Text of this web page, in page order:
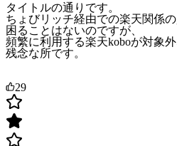
タイトルの通りです。
ちょびリッチ経由での楽天関係
困ることはないのですが、
頻繁に利用する楽天koboが対象
残念な所です。
29